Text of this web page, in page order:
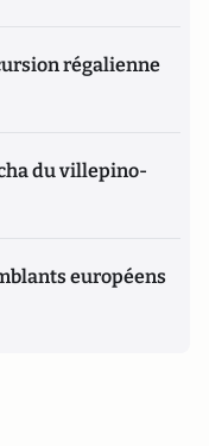
régalienne
du villepino-
européens